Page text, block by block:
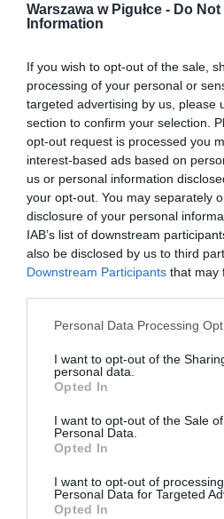
Warszawa w Pigułce - Do
Information
If you wish to opt-out of the sale,
processing of your personal or
targeted advertising by us, please
section to confirm your selection.
opt-out request is processed you
interest-based ads based on
us or personal information
your opt-out. You may separately
disclosure of your personal
IAB’s list of downstream
also be disclosed by us to third
Downstream Participants that may
Personal Data Processing
I want to opt-out of the
personal data.
Opted In
I want to opt-out of the Sale
Personal Data.
Opted In
I want to opt-out of
Personal Data for Targeted
Opted In